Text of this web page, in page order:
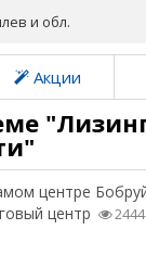
и обл.
Акции
центре
центр
2444